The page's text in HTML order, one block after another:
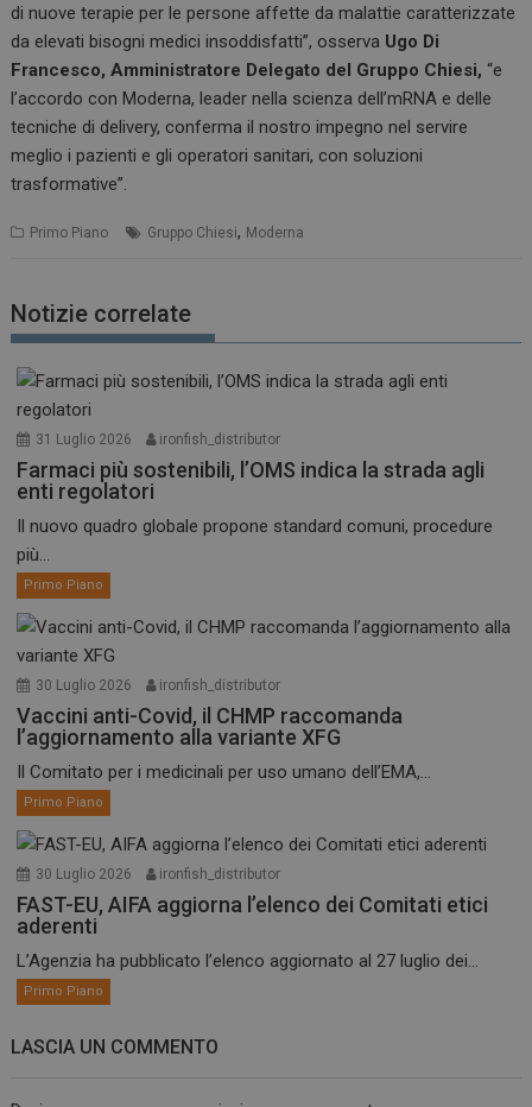
di nuove terapie per le persone affette da malattie caratterizzate
da elevati bisogni medici insoddisfatti”, osserva Ugo Di
Francesco, Amministratore Delegato del Gruppo Chiesi, “e
l’accordo con Moderna, leader nella scienza dell’mRNA e delle
tecniche di delivery, conferma il nostro impegno nel servire
meglio i pazienti e gli operatori sanitari, con soluzioni
trasformative”.
Primo Piano Gruppo Chiesi, Moderna
Notizie correlate
31 Luglio 2026 ironfish_distributor
Farmaci più sostenibili, l’OMS indica la strada agli
enti regolatori
Il nuovo quadro globale propone standard comuni, procedure
più...
Primo Piano
30 Luglio 2026 ironfish_distributor
Vaccini anti-Covid, il CHMP raccomanda
l’aggiornamento alla variante XFG
Il Comitato per i medicinali per uso umano dell’EMA,...
Primo Piano
30 Luglio 2026 ironfish_distributor
FAST-EU, AIFA aggiorna l’elenco dei Comitati etici
aderenti
L’Agenzia ha pubblicato l’elenco aggiornato al 27 luglio dei...
Primo Piano
LASCIA UN COMMENTO